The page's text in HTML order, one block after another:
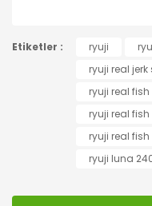
Bu ürüne
diğer konularda
formunu kullanarak
Görüş ve önerileriniz
Ürün resmi
Ürün
Ürün bilgilerinde
Etiketler : ryuji
ryuji real
ryuji real fish
ryuji real
ryuji real
ryuji luna